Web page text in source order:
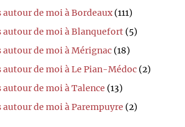
autour de moi à Bordeaux(111)
autour de moi à Blanquefort (5)
autour de moi à Mérignac (18)
autour de moi à Le Pian-Médoc (2)
autour de moi à Talence (13)
autour de moi à Parempuyre (2)